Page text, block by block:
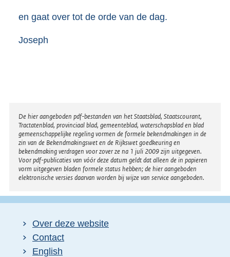
en gaat over tot de orde van de dag.
Joseph
Disclaimer
De hier aangeboden pdf-bestanden van het Staatsblad, Staatscourant,
Tractatenblad, provinciaal blad, gemeenteblad, waterschapsblad en blad
gemeenschappelijke regeling vormen de formele bekendmakingen in de
zin van de Bekendmakingswet en de Rijkswet goedkeuring en
bekendmaking verdragen voor zover ze na 1 juli 2009 zijn uitgegeven.
Voor pdf-publicaties van vóór deze datum geldt dat alleen de in papieren
vorm uitgegeven bladen formele status hebben; de hier aangeboden
elektronische versies daarvan worden bij wijze van service aangeboden.
Over deze website
Contact
English